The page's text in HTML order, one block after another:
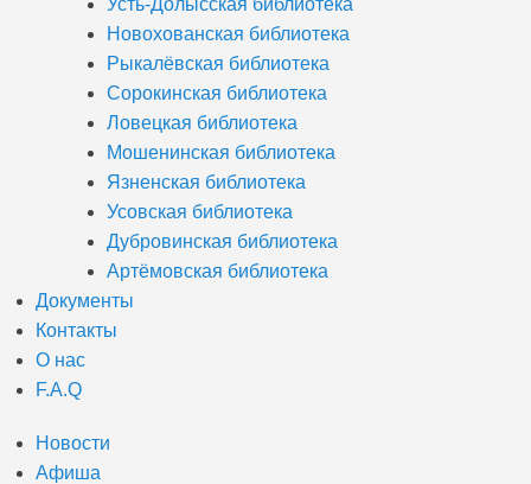
Новохованская библиотека
Рыкалёвская библиотека
Сорокинская библиотека
Ловецкая библиотека
Мошенинская библиотека
Язненская библиотека
Усовская библиотека
Дубровинская библиотека
Артёмовская библиотека
Документы
Контакты
О нас
F.A.Q
Новости
Афиша